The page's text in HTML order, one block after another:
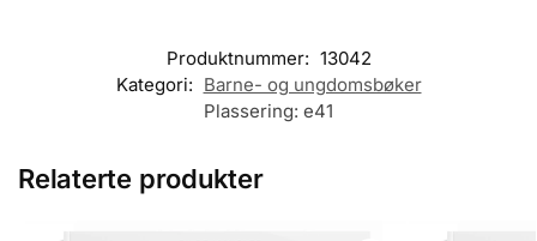
Produktnummer: 13042
Kategori: Barne- og ungdomsbøker
Plassering: e41
Relaterte produkter